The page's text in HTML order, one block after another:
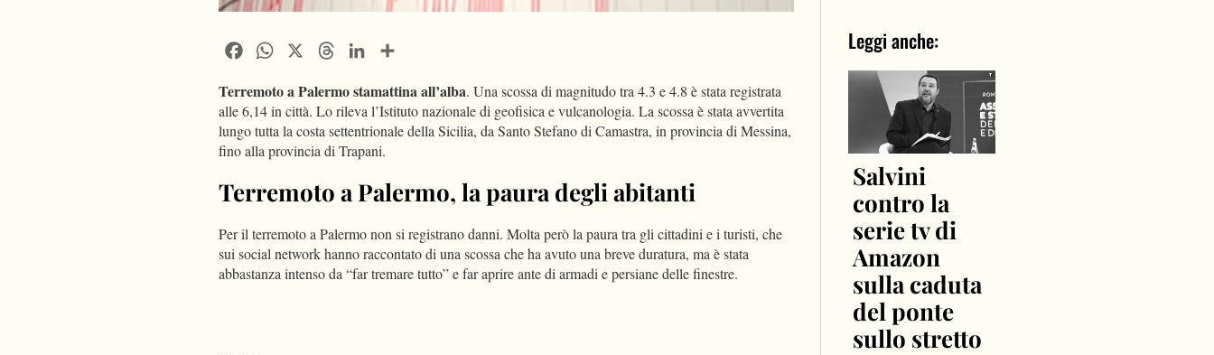
FacebookWhatsApp ThreadsLinkedIn
Terremoto a Palermo stamattina all’alba. Una scossa di magnitudo tra 4.3 e 4.8 è stata registrata
alle 6,14 in città. Lo rileva l’Istituto nazionale di geofisica e vulcanologia. La scossa è stata avvertita
lungo tutta la costa settentrionale della Sicilia, da Santo Stefano di Camastra, in provincia di Messina,
fino alla provincia di Trapani.
Terremoto a Palermo, la paura degli abitanti
Per il terremoto a Palermo non si registrano danni. Molta però la paura tra gli cittadini e i turisti, che
sui social network hanno raccontato di una scossa che ha avuto una breve duratura, ma è stata
abbastanza intenso da “far tremare tutto” e far aprire ante di armadi e persiane delle finestre.
Leggi anche:
Salvini
contro la
serie tv di
Amazon
sulla caduta
del ponte
sullo stretto